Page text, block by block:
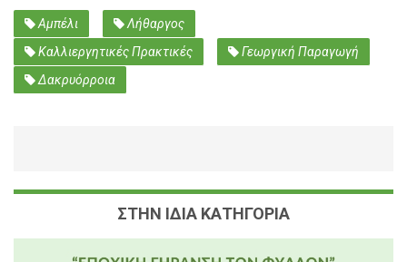
Αμπέλι
Λήθαργος
Καλλιεργητικές Πρακτικές
Γεωργική Παραγωγή
Δακρυόρροια
ΣΤΗΝ ΙΔΙΑ ΚΑΤΗΓΟΡΙΑ